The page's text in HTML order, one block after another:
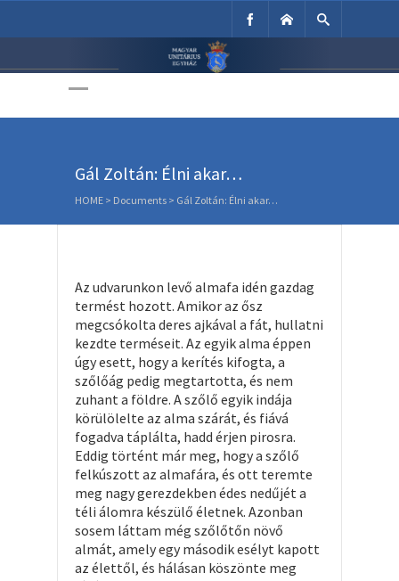
Unitárius Egyház
Gál Zoltán: Élni akar…
HOME > Documents > Gál Zoltán: Élni akar…
Az udvarunkon levő almafa idén gazdag
termést hozott. Amikor az ősz
megcsókolta deres ajkával a fát, hullatni
kezdte terméseit. Az egyik alma éppen
úgy esett, hogy a kerítés kifogta, a
szőlőág pedig megtartotta, és nem
zuhant a földre. A szőlő egyik indája
körülölelte az alma szárát, és fiává
fogadva táplálta, hadd érjen pirosra.
Eddig történt már meg, hogy a szőlő
felkúszott az almafára, és ott teremte
meg nagy gerezdekben édes nedűjét a
téli álomra készülő életnek. Azonban
sosem láttam még szőlőtőn növő
almát, amely egy második esélyt kapott
az élettől, és hálásan köszönte meg